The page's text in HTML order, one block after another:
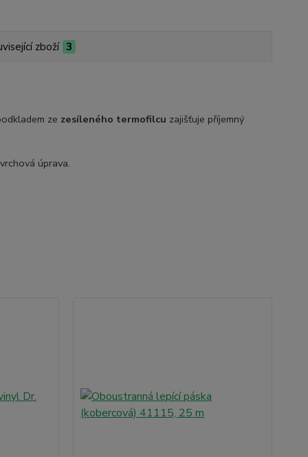
zboží 3
ze zesíleného termofilcu zajišťuje příjemný
úprava.